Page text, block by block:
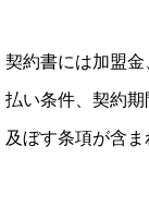
契約書には加盟
払い条件、契約
及ぼす条項が含ま